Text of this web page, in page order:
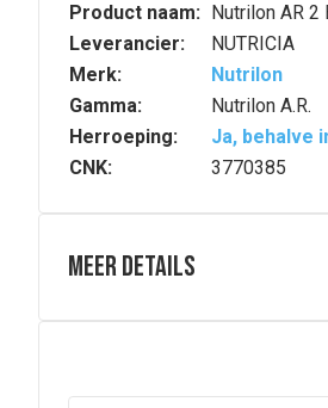
Product naam: Nutrilon AR
Leverancier:
NUTRICIA
Merk:
Nutrilon
Gamma:
Nutrilon A.R.
Herroeping:
Ja, behalve
CNK:
3770385
Meer details
Sinds 125 jaar ontwikkelen
PoedermelkNutrilon® A.R. 2